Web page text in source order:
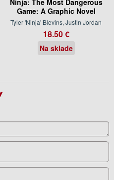
Game: A Graphic Novel
Tyler 'Ninja' Blevins, Justin Jordan
18.50 €
Na sklade